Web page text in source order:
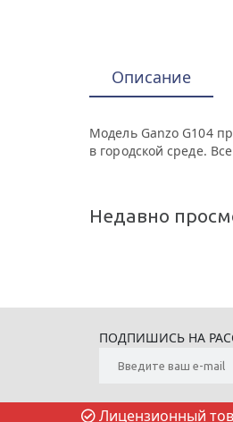
Описание
Модель Ganzo G104
в городской среде.
Недавно
ПОДПИШИСЬ НА
Лицензионный